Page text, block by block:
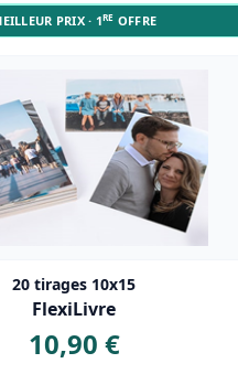
PRIX · 1RE OFFRE
20 tirages 10x15
FlexiLivre
10,90 €